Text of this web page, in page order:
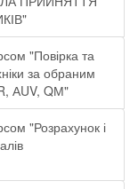
"Повірка та
за обраним
АUV, QМ"
"Розрахунок і